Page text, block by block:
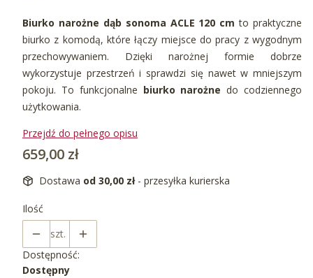
Biurko narożne dąb sonoma ACLE 120 cm to praktyczne
biurko z komodą, które łączy miejsce do pracy z wygodnym
przechowywaniem. Dzięki narożnej formie dobrze
wykorzystuje przestrzeń i sprawdzi się nawet w mniejszym
pokoju. To funkcjonalne biurko narożne do codziennego
użytkowania.
Przejdź do pełnego opisu
Cena
659,00 zł
Dostawa od 30,00 zł - przesyłka kurierska
Ilość
szt.
Dostępność:
Dostępny